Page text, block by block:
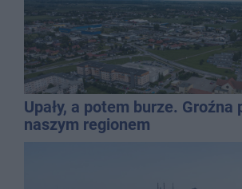
Upały, a potem burze. Groźna
naszym regionem